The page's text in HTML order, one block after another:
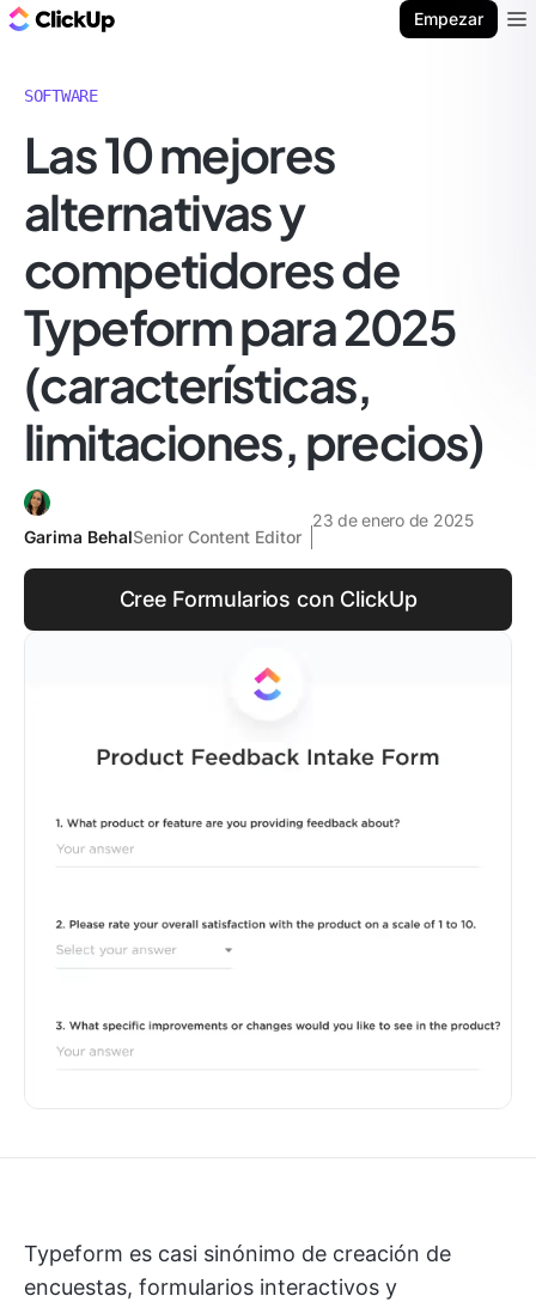
Empezar
SOFTWARE
Las 10 mejores
alternativas y
competidores de
Typeform para 2025
(características,
limitaciones, precios)
Garima BehalSenior Content Editor
23 de enero de 2025
Cree Formularios con ClickUp
Typeform es casi sinónimo de creación de
encuestas, formularios interactivos y